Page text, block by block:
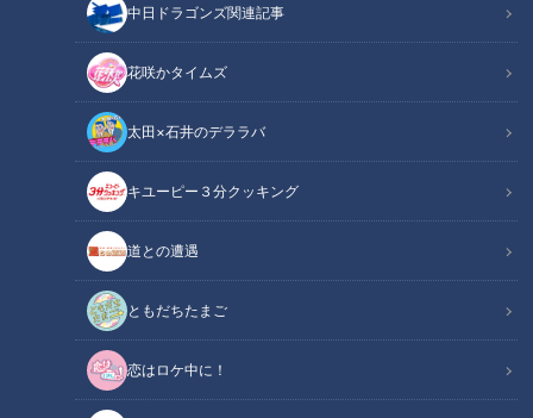
中日ドラゴンズ関連記事
花咲かタイムズ
太田×石井のデララバ
キユーピー３分クッキング
道との遭遇
ともだちたまご
恋はロケ中に！
ニュースコラム
東西南北論説風
亡き祖父は毎日きちんと日記をつける人だった。
台風が次々と日本を襲った今年、実家で探し出して1959年
（昭和34年）の祖父の日記帳を開いてみた。
「朝の内上がっていた雨が猛烈に降り出し仕事にならず、隣の